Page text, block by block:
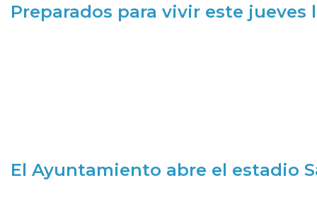
Preparados para vivir este jueves
El Ayuntamiento abre el estadio